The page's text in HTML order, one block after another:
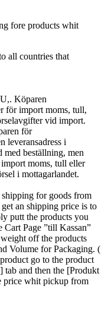
fore products whit
all countries that
Köparen
för import moms, tull,
vid import.
för
leveransadress i
med beställning, men
moms, tull eller
i mottagarlandet.
for goods from
an shipping price is to
putt the products you
Cart Page ”till Kassan”
off the products
Volume for Packaging. (
go to the product
tab and then the [Produkt
price whit pickup from